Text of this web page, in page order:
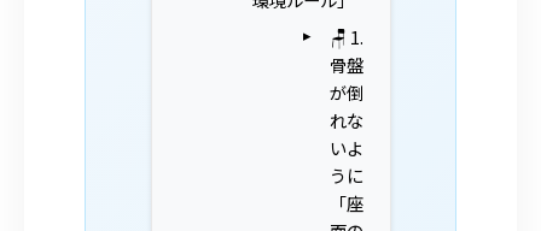
🪑 1.
骨盤
が倒
れな
いよ
うに
「座